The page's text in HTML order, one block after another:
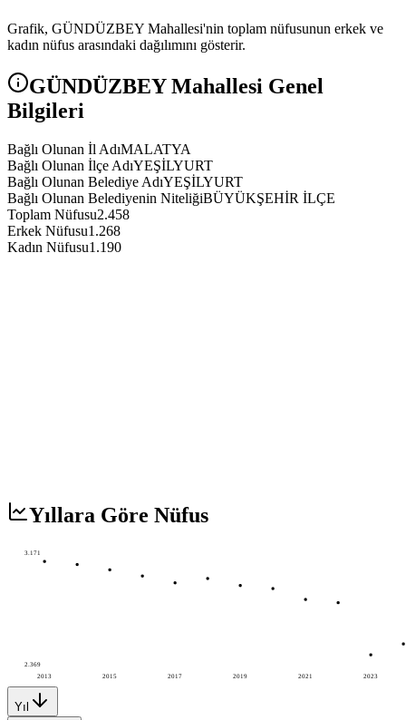
Grafik, GÜNDÜZBEY Mahallesi'nin toplam nüfusunun erkek ve
kadın nüfus arasındaki dağılımını gösterir.
GÜNDÜZBEYMahallesi Genel
Bilgileri
Bağlı Olunan İl AdıMALATYA
Bağlı Olunan İlçe AdıYEŞİLYURT
Bağlı Olunan Belediye AdıYEŞİLYURT
Bağlı Olunan Belediyenin NiteliğiBÜYÜKŞEHİR İLÇE
Toplam Nüfusu2.458
Erkek Nüfusu1.268
Kadın Nüfusu1.190
Yıllara Göre Nüfus
2013 2015 2017 2019 2021 2023
3.171
2.369
Yıl